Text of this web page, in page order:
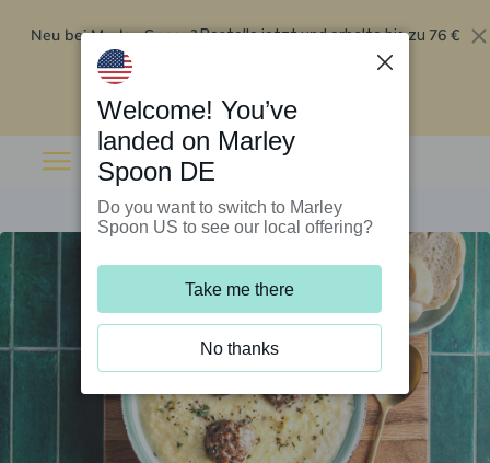
Neu bei Marley Spoon?Bestelle jetzt und erhalte bis zu 76 €
Rabatt auf deine ersten fünf Boxen
Welcome! You’ve
landed on Marley
Spoon DE
Do you want to switch to Marley
Spoon US to see our local offering?
Take me there
No thanks